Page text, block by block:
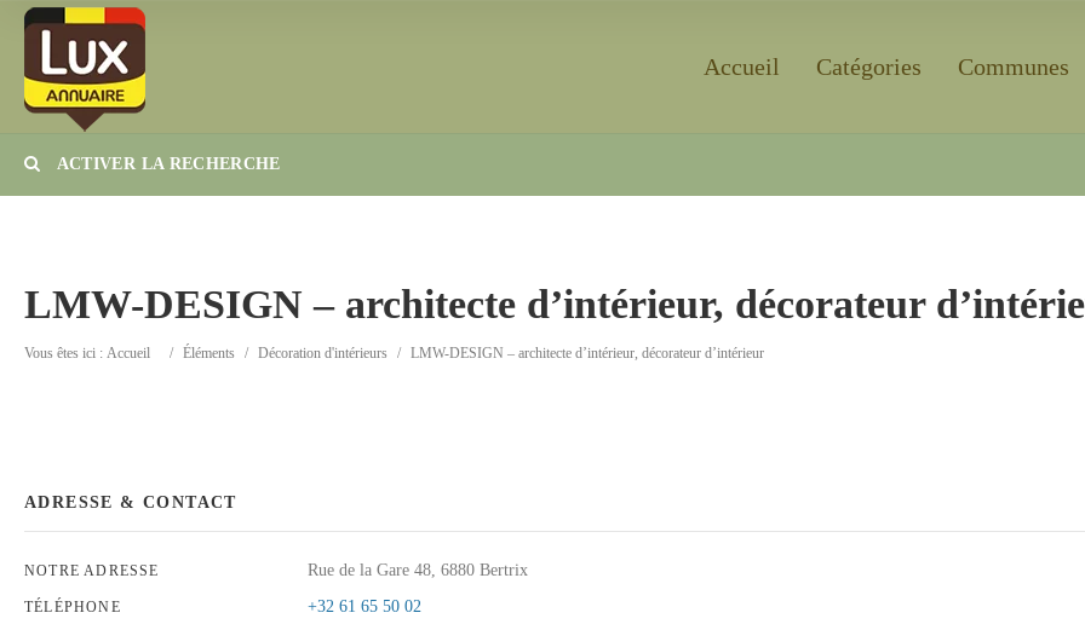
Accueil Catégories Communes
ACTIVER LA RECHERCHE
Catégorie Rechercher
LMW-DESIGN – architecte d’intérieur, décorateur
Vous êtes ici : Accueil / Éléments / Décoration d'intérieurs / LMW-DESIGN – architecte d’intérieur, décorateur d’intérieur
ADRESSE & CONTACT
NOTRE ADRESSE Rue de la Gare 48, 6880 Bertrix
TÉLÉPHONE +32 61 65 50 02